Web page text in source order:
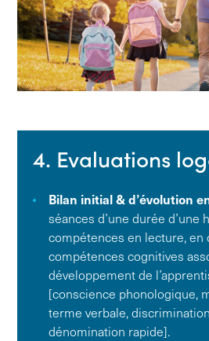
4. Evaluations
Bilan initial & d’évolution
séances d’une durée d’une
compétences en lecture,
compétences cognitives
développement de
[conscience phonologique,
terme verbale,
dénomination rapide].